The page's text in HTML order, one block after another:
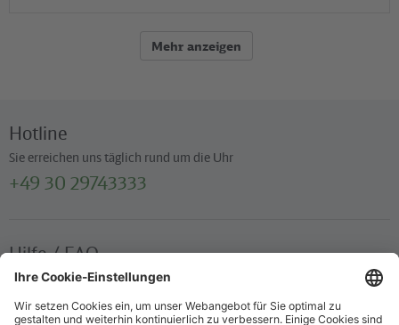
Mehr anzeigen
Hotline
Sie erreichen uns täglich rund um die Uhr
+49 30 29743333
Hilfe / FAQ
Die wichtigsten Antworten und Hilfestellungen für unterwegs